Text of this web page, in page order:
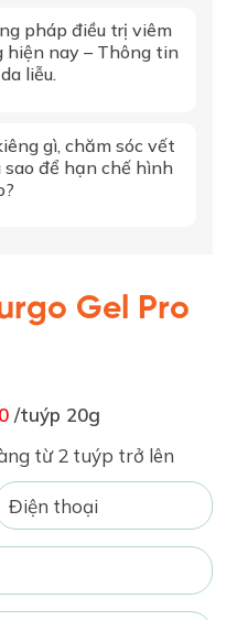
pháp điều trị viêm
hiện nay – Thông tin
liễu.
gì, chăm sóc vết
sao để hạn chế hình
Gel Pro
/tuýp 20g
từ 2 tuýp trở lên